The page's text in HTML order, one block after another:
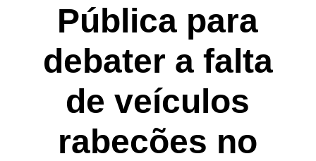
Pública para
debater a falta
de veículos
rabecões no